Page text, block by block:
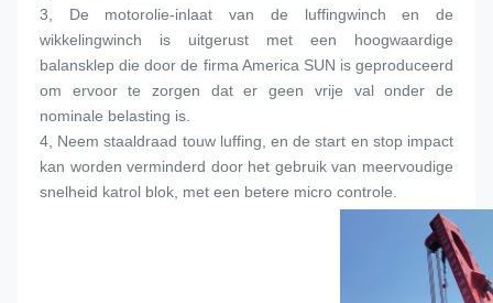
3, De motorolie-inlaat van de luffingwinch en de
wikkelingwinch is uitgerust met een hoogwaardige
balansklep die door de firma America SUN is geproduceerd
om ervoor te zorgen dat er geen vrije val onder de
nominale belasting is.
4, Neem staaldraad touw luffing, en de start en stop impact
kan worden verminderd door het gebruik van meervoudige
snelheid katrol blok, met een betere micro controle.